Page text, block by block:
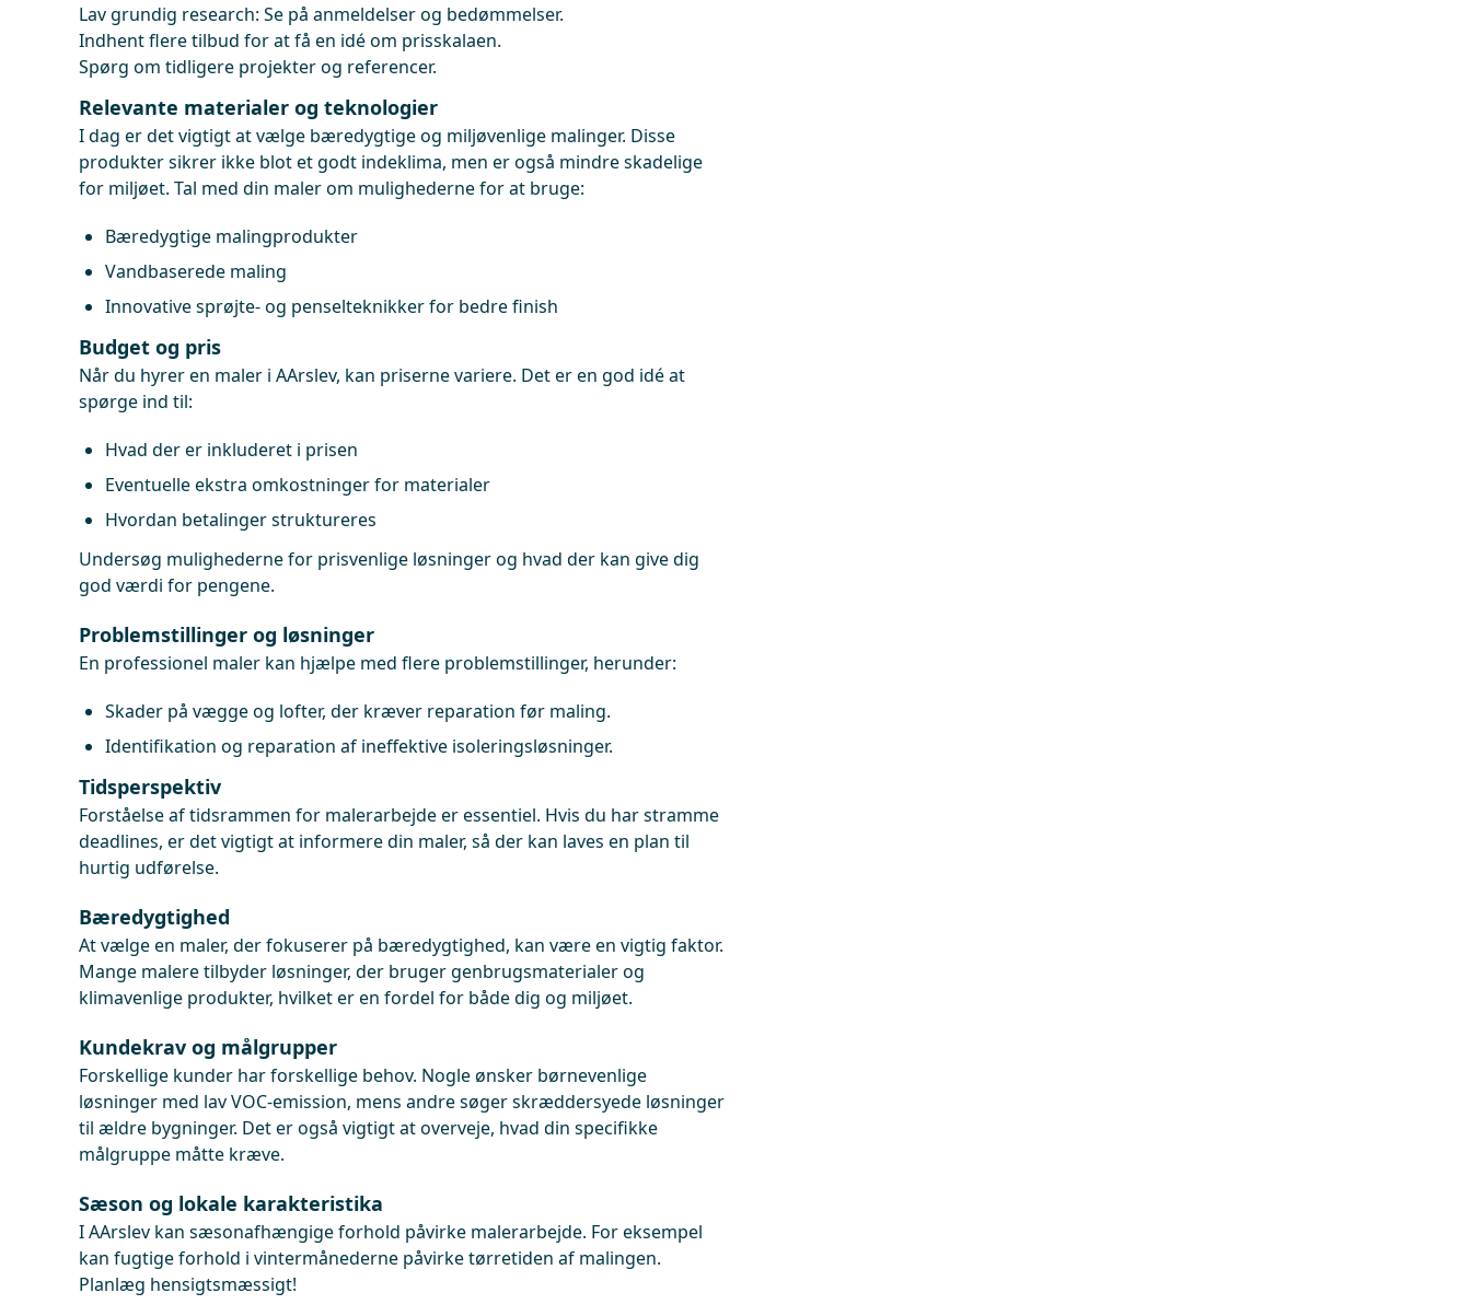
Lav grundig research: Se på anmeldelser og bedømmelser.
Indhent flere tilbud for at få en idé om prisskalaen.
Spørg om tidligere projekter og referencer.
Relevante materialer og teknologier
I dag er det vigtigt at vælge bæredygtige og miljøvenlige malinger. Disse
produkter sikrer ikke blot et godt indeklima, men er også mindre skadelige
for miljøet. Tal med din maler om mulighederne for at bruge:
Bæredygtige malingprodukter
Vandbaserede maling
Innovative sprøjte- og penselteknikker for bedre finish
Budget og pris
Når du hyrer en maler i AArslev, kan priserne variere. Det er en god idé at
spørge ind til:
Hvad der er inkluderet i prisen
Eventuelle ekstra omkostninger for materialer
Hvordan betalinger struktureres
Undersøg mulighederne for prisvenlige løsninger og hvad der kan give dig
god værdi for pengene.
Problemstillinger og løsninger
En professionel maler kan hjælpe med flere problemstillinger, herunder:
Skader på vægge og lofter, der kræver reparation før maling.
Identifikation og reparation af ineffektive isoleringsløsninger.
Tidsperspektiv
Forståelse af tidsrammen for malerarbejde er essentiel. Hvis du har stramme
deadlines, er det vigtigt at informere din maler, så der kan laves en plan til
hurtig udførelse.
Bæredygtighed
At vælge en maler, der fokuserer på bæredygtighed, kan være en vigtig faktor.
Mange malere tilbyder løsninger, der bruger genbrugsmaterialer og
klimavenlige produkter, hvilket er en fordel for både dig og miljøet.
Kundekrav og målgrupper
Forskellige kunder har forskellige behov. Nogle ønsker børnevenlige
løsninger med lav VOC-emission, mens andre søger skræddersyede løsninger
til ældre bygninger. Det er også vigtigt at overveje, hvad din specifikke
målgruppe måtte kræve.
Sæson og lokale karakteristika
I AArslev kan sæsonafhængige forhold påvirke malerarbejde. For eksempel
kan fugtige forhold i vintermånederne påvirke tørretiden af malingen.
Planlæg hensigtsmæssigt!